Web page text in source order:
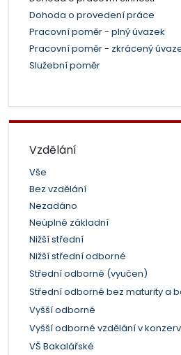
Dohoda o provedení práce
Pracovní poměr - plný úvazek
Pracovní poměr - zkrácený
Služební poměr
Vzdělání
Vše
Bez vzdělání
Nezadáno
Neúplné základní
Nižší střední
Nižší střední odborné
Střední odborné (vyučen)
Střední odborné bez maturity a
Vyšší odborné
Vyšší odborné vzdělání v
VŠ Bakalářské